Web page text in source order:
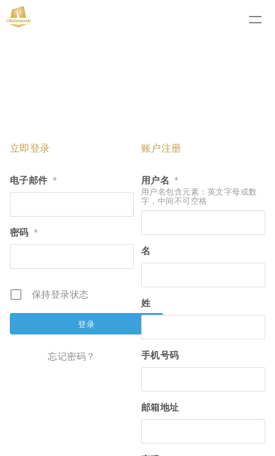
立即登录
电子邮件 *
密码 *
保持登录状态
忘记密码？
账户注册
用户名 *
用户名包含元素：英文字母或数
字，中间不可空格
名
姓
手机号码
邮箱地址